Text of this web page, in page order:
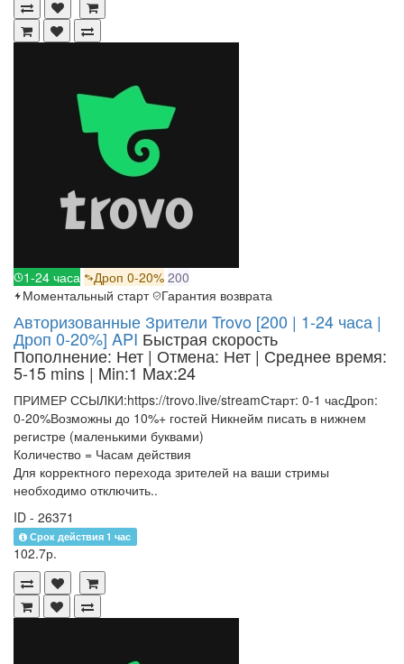
1-24 часа Дроп 0-20% 200
Моментальный старт
Гарантия возврата
Авторизованные Зрители Trovo [200 | 1-24 часа |
Дроп 0-20%] API Быстрая скорость
Пополнение: Нет | Отмена: Нет | Среднее время:
5-15 mins | Min:1 Max:24
ПРИМЕР ССЫЛКИ:https://trovo.live/streamСтарт: 0-1 часДроп:
0-20%Возможны до 10%+ гостей Никнейм писать в нижнем
регистре (маленькими буквами)
Количество = Часам действия
Для корректного перехода зрителей на ваши стримы
необходимо отключить..
ID - 26371
Срок действия 1 час
102.7р.